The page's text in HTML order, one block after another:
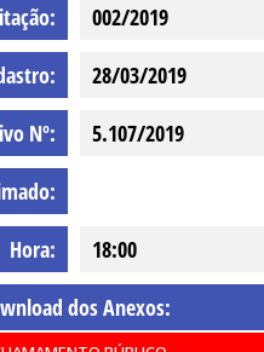
002/2019
28/03/2019
Nº:
5.107/2019
Hora:
18:00
dos Anexos: